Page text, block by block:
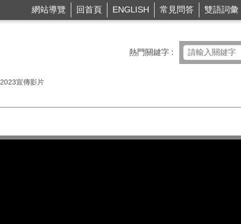
網站導覽 回首頁 ENGLISH 常見問答 雙語詞彙
熱門關鍵字
2023宣傳影片